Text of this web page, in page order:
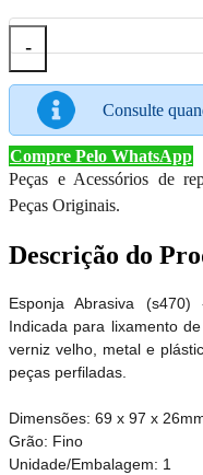
-
Consulte
Compre Pelo WhatsApp
Peças e Acessórios de
Peças Originais.
Descrição do
Esponja Abrasiva
Indicada para lixamento
verniz velho, metal e
peças perfiladas.
Dimensões: 69 x 97 x
Grão: Fino
Unidade/Embalagem: 1